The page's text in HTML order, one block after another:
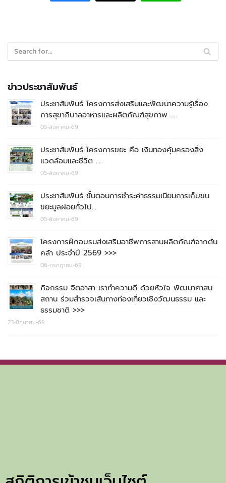
ข่าวประชาสัมพันธ์
ประชาสัมพันธ์ โครงการส่งเสริมและพัฒนาความรู้เรื่อง
การสุขาภิบาลอาหารและผลิตภัณฑ์สุขภาพ …
05-สิงหาคม-69
ประชาสัมพันธ์ โครงการขยะ คือ เงินทองคุ้มครองสิ่ง
แวดล้อมและชีวิต ….
05-สิงหาคม-69
ประชาสัมพันธ์ ขั้นตอนการชำระค่าธรรมเนียมการเก็บขน
ขยะมูลฝอยทั่วไป…
05-สิงหาคม-69
โครงการฝึกอบรมส่งเสริมอาชีพการสานผลิตภัณฑ์จากต้น
คล้า ประจำปี 2569 >>>
06-กรกฎาคม-69
กิจกรรม จิตอาสา เราทำความดี ด้วยหัวใจ พัฒนาศาสน
สถาน ร่วมสำรวจเส้นทางท่องเที่ยวเชิงวัฒนธรรม และ
ธรรมชาติ >>>
23-มิถุนายน-69